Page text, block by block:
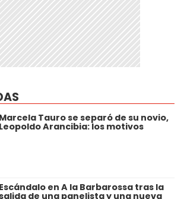
Marcela Tauro se separó de su novio,
Leopoldo Arancibia: los motivos
Escándalo en A la Barbarossa tras la
de una panelista y una nueva